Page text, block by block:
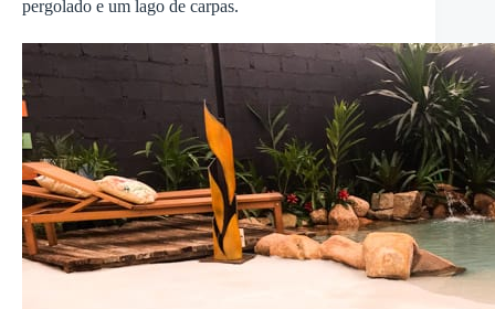
pergolado e um lago de carpas.